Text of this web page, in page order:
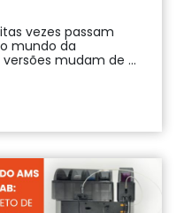
vezes passam
mundo da
mudam de ...